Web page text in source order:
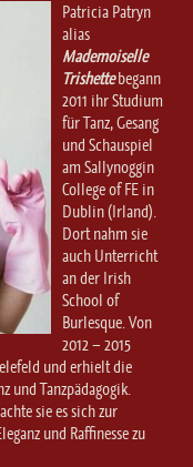
Patricia Patryn
alias
Mademoiselle
Trishettebegann
2011 ihr Studium
für Tanz, Gesang
und Schauspiel
am Sallynoggin
College of FE in
Dublin (Irland).
Dort nahm sie
auch Unterricht
an der Irish
School of
Burlesque. Von
2012 – 2015
und erhielt die
und Tanzpädagogik.
sie es sich zur
und Raffinesse zu